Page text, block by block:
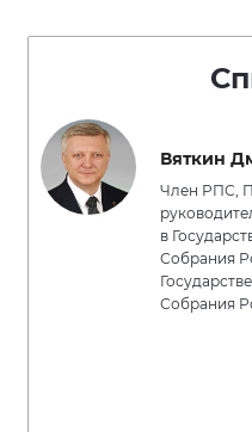
Вяткин
Член РПС,
в
Собрания
Собрания